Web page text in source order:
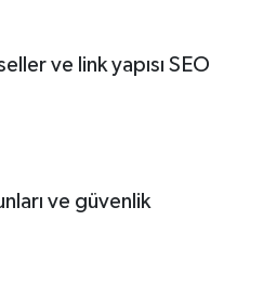
ve link yapısı SEO
ve güvenlik